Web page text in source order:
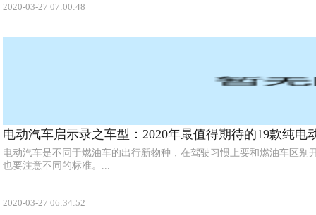
2020-03-27 07:00:48
电动汽车启示录之车型：2020年最值得期待的19款纯电
电动汽车是不同于燃油车的出行新物种，在驾驶习惯上要和燃油车区别
也要注意不同的标准。...
2020-03-27 06:34:52